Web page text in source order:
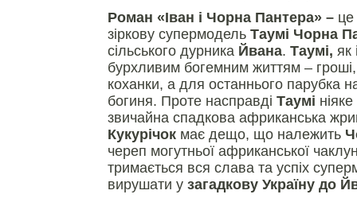
Роман «Іван і Чорна Пантера» – це
зіркову супермодель Таумі Чорна
сільського дурника Йвана. Таумі, як
бурхливим богемним життям –
коханки, а для останнього парубка
богиня. Проте насправді Таумі
звичайна спадкова африканська
Кукурічокмає дещо, що належить
череп могутньої африканської
тримається вся слава та успіх
вирушати у загадкову Україну до